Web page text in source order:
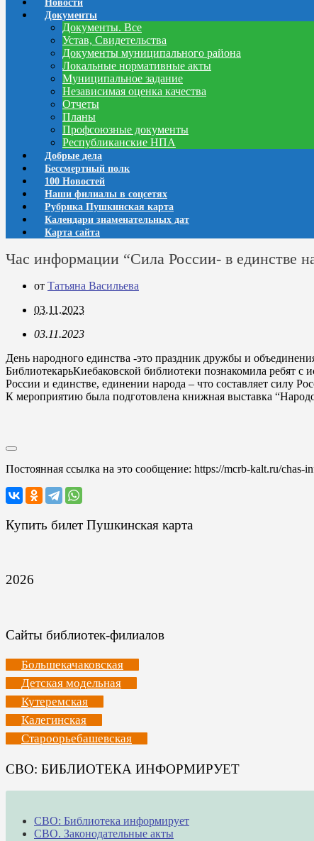
Новости
Документы
Документы. Все
Устав, Свидетельства
Документы муниципального района
Локальные нормативные акты
Муниципальное задание
Независимая оценка качества
Отчеты
Планы
Профсоюзные документы
Республиканские НПА
Добрые дела
Бессмертный полк
100 Новостей
Наши филиалы в соцсетях
Рубрика Пушкинская карта
Календари знаменательных дат
Карта сайта
Час информации “Сила России- в единстве
от Татьяна Васильева
03.11.2023
03.11.2023
День народного единства -это праздник дружбы и
БиблиотекарьКиебаковской библиотеки познакомила ребят с
России и единстве, единении народа – что составляет силу
К мероприятию была подготовлена книжная выставка
Постоянная ссылка на это сообщение: https://mcrb-kalt.ru/chas-
Купить билет Пушкинская карта
2026
Сайты библиотек-филиалов
Большекачаковская
Детская модельная
Кутеремская
Калегинская
Староорьебашевская
СВО: БИБЛИОТЕКА ИНФОРМИРУЕТ
СВО: Библиотека информирует
СВО. Законодательные акты